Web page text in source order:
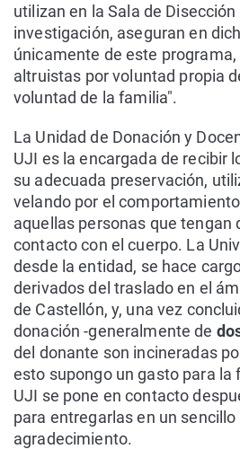
utilizan en la Sala de
investigación, aseguran en
únicamente de este
altruistas por voluntad propia
voluntad de la familia".
La Unidad de Donación y
UJI es la encargada de recibir
su adecuada preservación,
velando por el
aquellas personas que tengan
contacto con el cuerpo. La
desde la entidad, se hace
derivados del traslado en el
de Castellón, y, una vez
donación -generalmente de
del donante son incineradas
esto supongo un gasto para la
UJI se pone en contacto
para entregarlas en un sencillo
agradecimiento.